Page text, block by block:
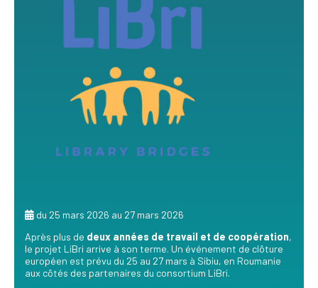
du 25 mars 2026 au 27 mars 2026
Après plus de deux années de travail et de coopération,
le projet LiBri arrive à son terme. Un événement de clôture
européen est prévu du 25 au 27 mars à Sibiu, en Roumanie
aux côtés des partenaires du consortium LiBri.